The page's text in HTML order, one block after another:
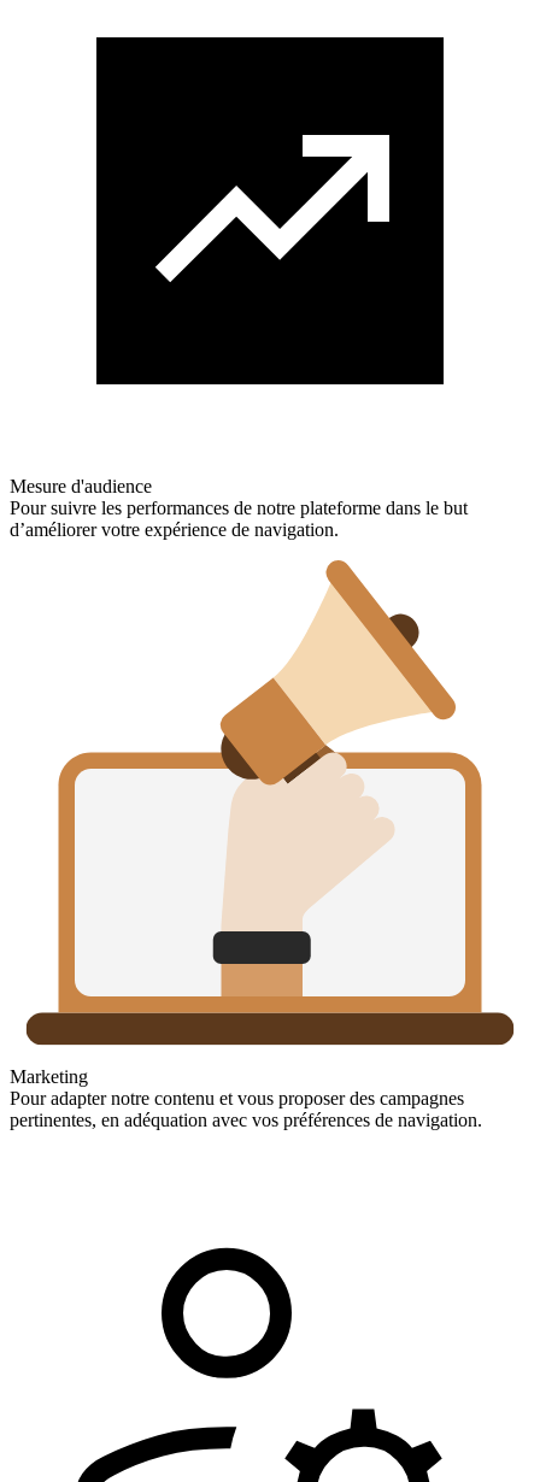
Mesure d'audience
Pour suivre les performances de notre plateforme dans le but
d’améliorer votre expérience de navigation.
Marketing
Pour adapter notre contenu et vous proposer des campagnes
pertinentes, en adéquation avec vos préférences de navigation.